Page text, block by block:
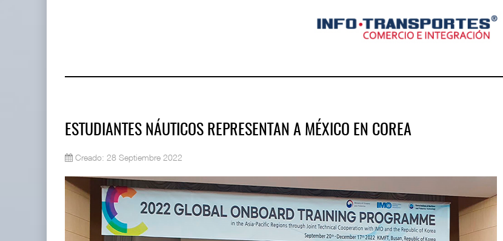
ESTUDIANTES NÁUTICOS REPRESENTAN A MÉXICO EN COREA
Creado: 28 Septiembre 2022
07 AGO 2026
IT-ANÁLISIS: Puerto Lázaro Cárdenas ...
07 AGO 2026
IT-ANÁLISIS: Puerto Lázaro Cárdenas ...
06 AGO 2026